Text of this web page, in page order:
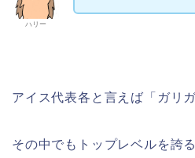
ハリー
アイス代表各と言えば「ガリガ
その中でもトップレベルを誇